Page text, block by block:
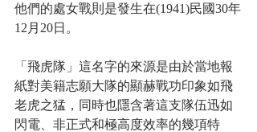
他們的處女戰則是發生在(1941)民國30年
12月20日。
「飛虎隊」這名字的來源是由於當地報
紙對美籍志願大隊的顯赫戰功印象如飛
老虎之猛，同時也隱含著這支隊伍迅如
閃電、非正式和極高度效率的幾項特